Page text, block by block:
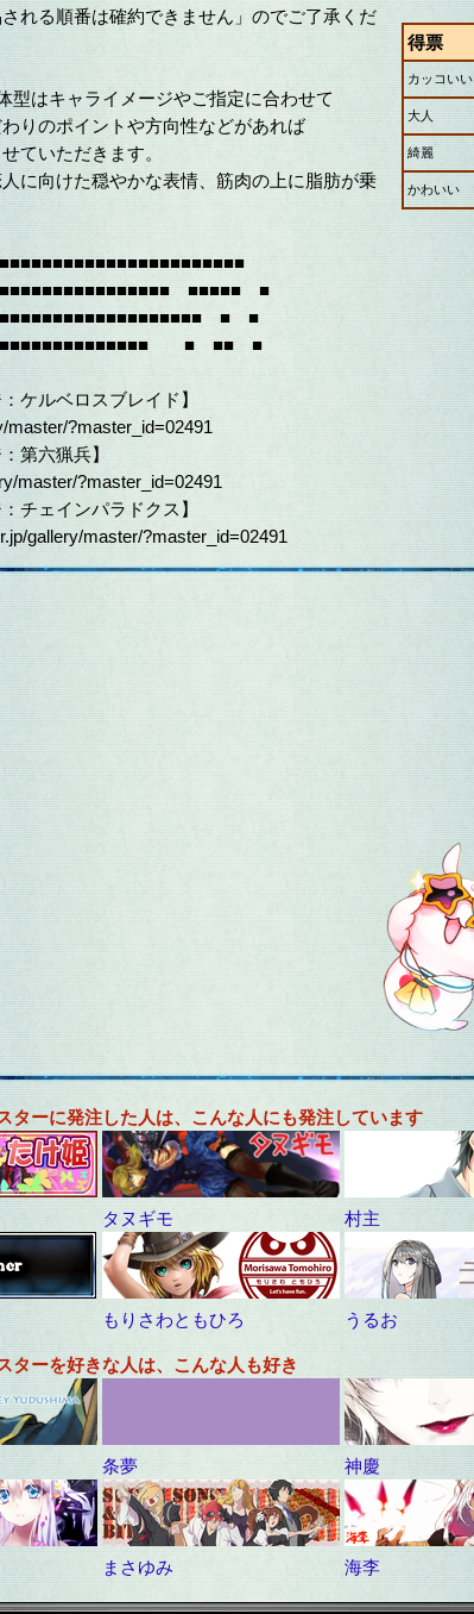
得票
カッコいい
大人
綺麗
かわいい
される順番は確約できません」のでご了承くだ
型はキャライメージやご指定に合わせて
りのポイントや方向性などがあれば
ていただきます。
に向けた穏やかな表情、筋肉の上に脂肪が乗
■■■■■ ■
■ ■
■ ■■ ■
ケルベロスブレイド】
master/?master_id=02491
第六猟兵】
master/?master_id=02491
チェインパラドクス】
gallery/master/?master_id=02491
ターに発注した人は、こんな人にも発注しています
タヌギモ 村主
もりさわともひろ うるお
ターを好きな人は、こんな人も好き
条夢 神慶
まさゆみ 海李